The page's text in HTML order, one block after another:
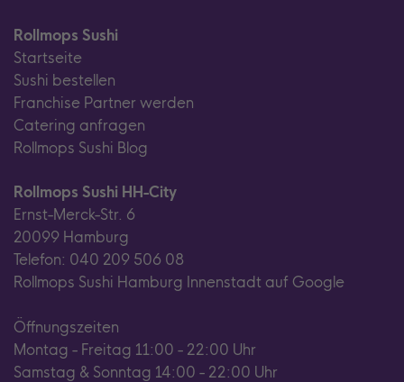
Rollmops Sushi
Startseite
Sushi bestellen
Franchise Partner werden
Catering anfragen
Rollmops Sushi Blog
Rollmops Sushi HH-City
Ernst-Merck-Str. 6
20099 Hamburg
Telefon: 040 209 506 08
Rollmops Sushi Hamburg Innenstadt auf Google
Öffnungszeiten
Montag - Freitag 11:00 - 22:00 Uhr
Samstag & Sonntag 14:00 - 22:00 Uhr